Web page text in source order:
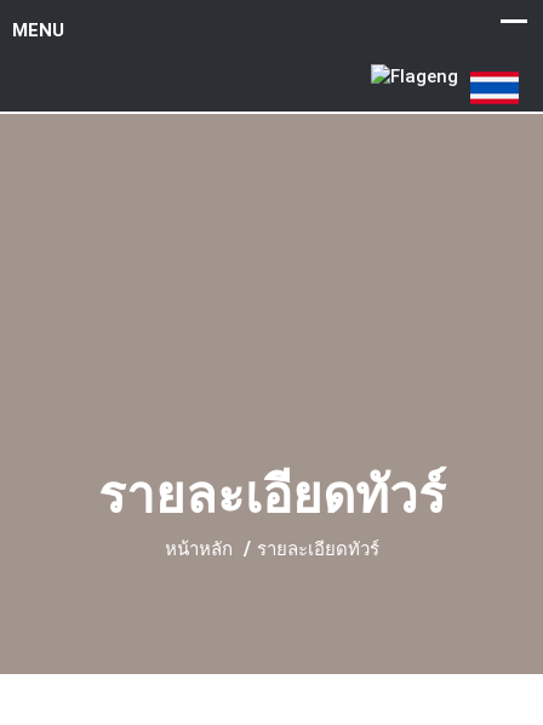
รายละเอียดทัวร์
หน้าหลัก รายละเอียดทัวร์